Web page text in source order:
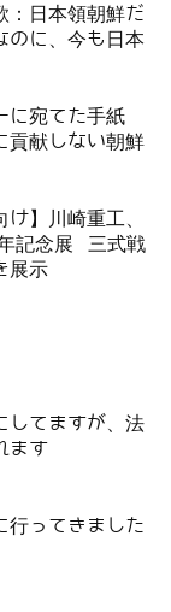
：日本領朝鮮だ
のに、今も日本
に宛てた手紙
貢献しない朝鮮
け】川崎重工、
記念展 三式戦
展示
してますが、法
ます
行ってきました